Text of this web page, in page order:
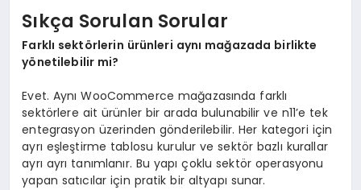
Sıkça Sorulan Sorular
Farklı sektörlerin ürünleri aynı mağazada birlikte
yönetilebilir mi?
Evet. Aynı WooCommerce mağazasında farklı
sektörlere ait ürünler bir arada bulunabilir ve n11’e tek
entegrasyon üzerinden gönderilebilir. Her kategori için
ayrı eşleştirme tablosu kurulur ve sektör bazlı kurallar
ayrı ayrı tanımlanır. Bu yapı çoklu sektör operasyonu
yapan satıcılar için pratik bir altyapı sunar.